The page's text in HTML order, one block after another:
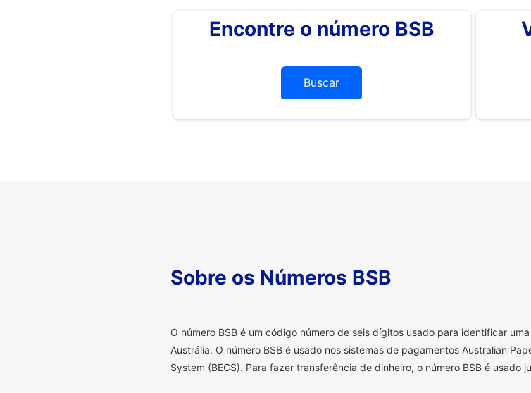
Encontre o número BSB
Buscar
Sobre os Números BSB
O número BSB é um código número de seis dígitos usado para identificar
Austrália. O número BSB é usado nos sistemas de pagamentos Australian
System (BECS). Para fazer transferência de dinheiro, o número BSB é